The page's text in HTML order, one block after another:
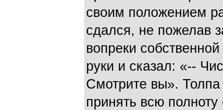
своим положением
сдался, не пожелав
вопреки
руки и сказал: «--
Смотрите вы». Толпа
принять всю полноту